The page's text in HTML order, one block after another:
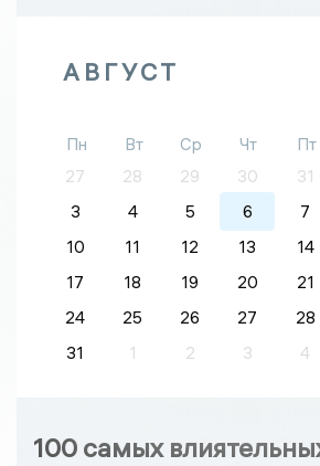
АВГУСТ
Пн Вт Ср Чт Пт
27
28 29 30 31
3
4 5 6 7
10
11 12 13 14
17
18 19 20 21
24
25 26 27 28
31
1 2 3 4
100 самых